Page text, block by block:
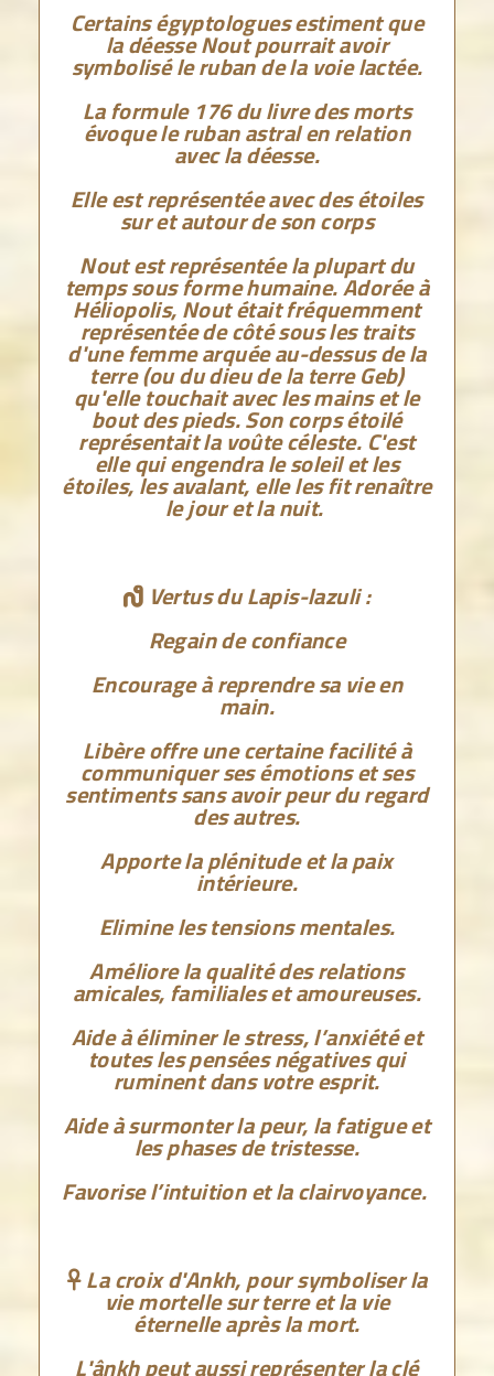
Certains égyptologues estiment que
la déesse Nout pourrait avoir
symbolisé le ruban de la voie lactée.
La formule 176 du livre des morts
évoque le ruban astral en relation
avec la déesse.
Elle est représentée avec des étoiles
sur et autour de son corps
Nout est représentée la plupart du
temps sous forme humaine. Adorée à
Héliopolis, Nout était fréquemment
représentée de côté sous les traits
d'une femme arquée au-dessus de la
terre (ou du dieu de la terre Geb)
qu'elle touchait avec les mains et le
bout des pieds. Son corps étoilé
représentait la voûte céleste. C'est
elle qui engendra le soleil et les
étoiles, les avalant, elle les fit renaître
le jour et la nuit.
 Vertus du Lapis-lazuli :
Regain de confiance
Encourage à reprendre sa vie en
main.
Libère offre une certaine facilité à
communiquer ses émotions et ses
sentiments sans avoir peur du regard
des autres.
Apporte la plénitude et la paix
intérieure.
Elimine les tensions mentales.
Améliore la qualité des relations
amicales, familiales et amoureuses.
Aide à éliminer le stress, l’anxiété et
toutes les pensées négatives qui
ruminent dans votre esprit.
Aide à surmonter la peur, la fatigue et
les phases de tristesse.
Favorise l’intuition et la clairvoyance.
 La croix d'Ankh, pour symboliser la
vie mortelle sur terre et la vie
éternelle après la mort.
L'ânkh peut aussi représenter la clé